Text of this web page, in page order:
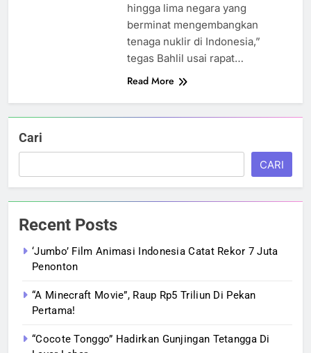
hingga lima negara yang
berminat mengembangkan
tenaga nuklir di Indonesia,”
tegas Bahlil usai rapat…
Read More
Cari
CARI
Recent Posts
‘Jumbo’ Film Animasi Indonesia Catat Rekor 7 Juta
Penonton
“A Minecraft Movie”, Raup Rp5 Triliun Di Pekan
Pertama!
“Cocote Tonggo” Hadirkan Gunjingan Tetangga Di